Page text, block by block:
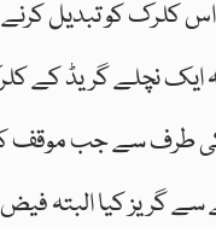
کلرک کو تبدیل
نچلے گریڈ کے کلرک
کی طرف سے جب موقف
سے گریز کیا البتہ